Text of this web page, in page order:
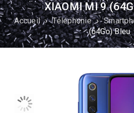
XIAOMI MI 9
Accueil › Téléphonie ›
(64Go) Bleu